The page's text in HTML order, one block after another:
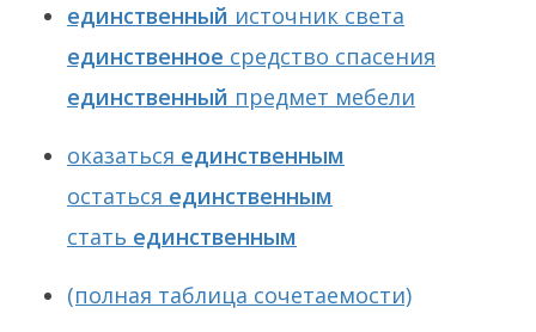
единственный источник света
единственное средство спасения
единственный предмет мебели
оказаться единственным
остаться единственным
стать единственным
(полная таблица сочетаемости)